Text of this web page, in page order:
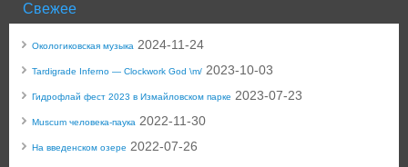
Свежее
Окологиковская музыка 2024-11-24
Tardigrade Inferno — Clockwork God \m/ 2023-10-03
Гидрофлай фест 2023 в Измайловском парке 2023-07-23
Muscum человека-паука 2022-11-30
На введенском озере 2022-07-26